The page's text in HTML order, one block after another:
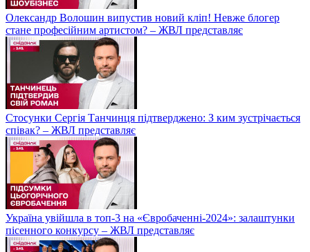
Олександр Волошин випустив новий кліп! Невже блогер
стане професійним артистом? – ЖВЛ представляє
Стосунки Сергія Танчинця підтверджено: З ким зустрічається
співак? – ЖВЛ представляє
Україна увійшла в топ-3 на «Євробаченні-2024»: залаштунки
пісенного конкурсу – ЖВЛ представляє